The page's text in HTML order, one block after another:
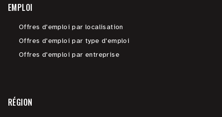
EMPLOI
Offres d'emploi par localisation
Offres d'emploi par type d'emploi
Offres d'emploi par entreprise
RÉGION